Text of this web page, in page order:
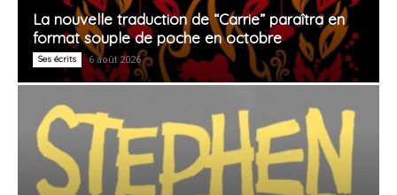
La nouvelle traduction de “Carrie” paraîtra en
format souple de poche en octobre
Ses écrits 6 août 2026